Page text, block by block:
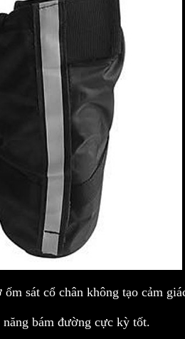
sát cổ chân không tạo cảm
bám đường cực kỳ tốt.